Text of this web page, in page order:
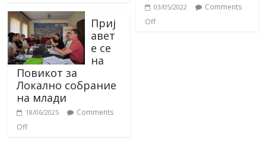
Приј
авет
е се
на
Повикот за
Локално собрание
на млади
18/06/2025
Comments
Off
03/05/2022
Comments
Off